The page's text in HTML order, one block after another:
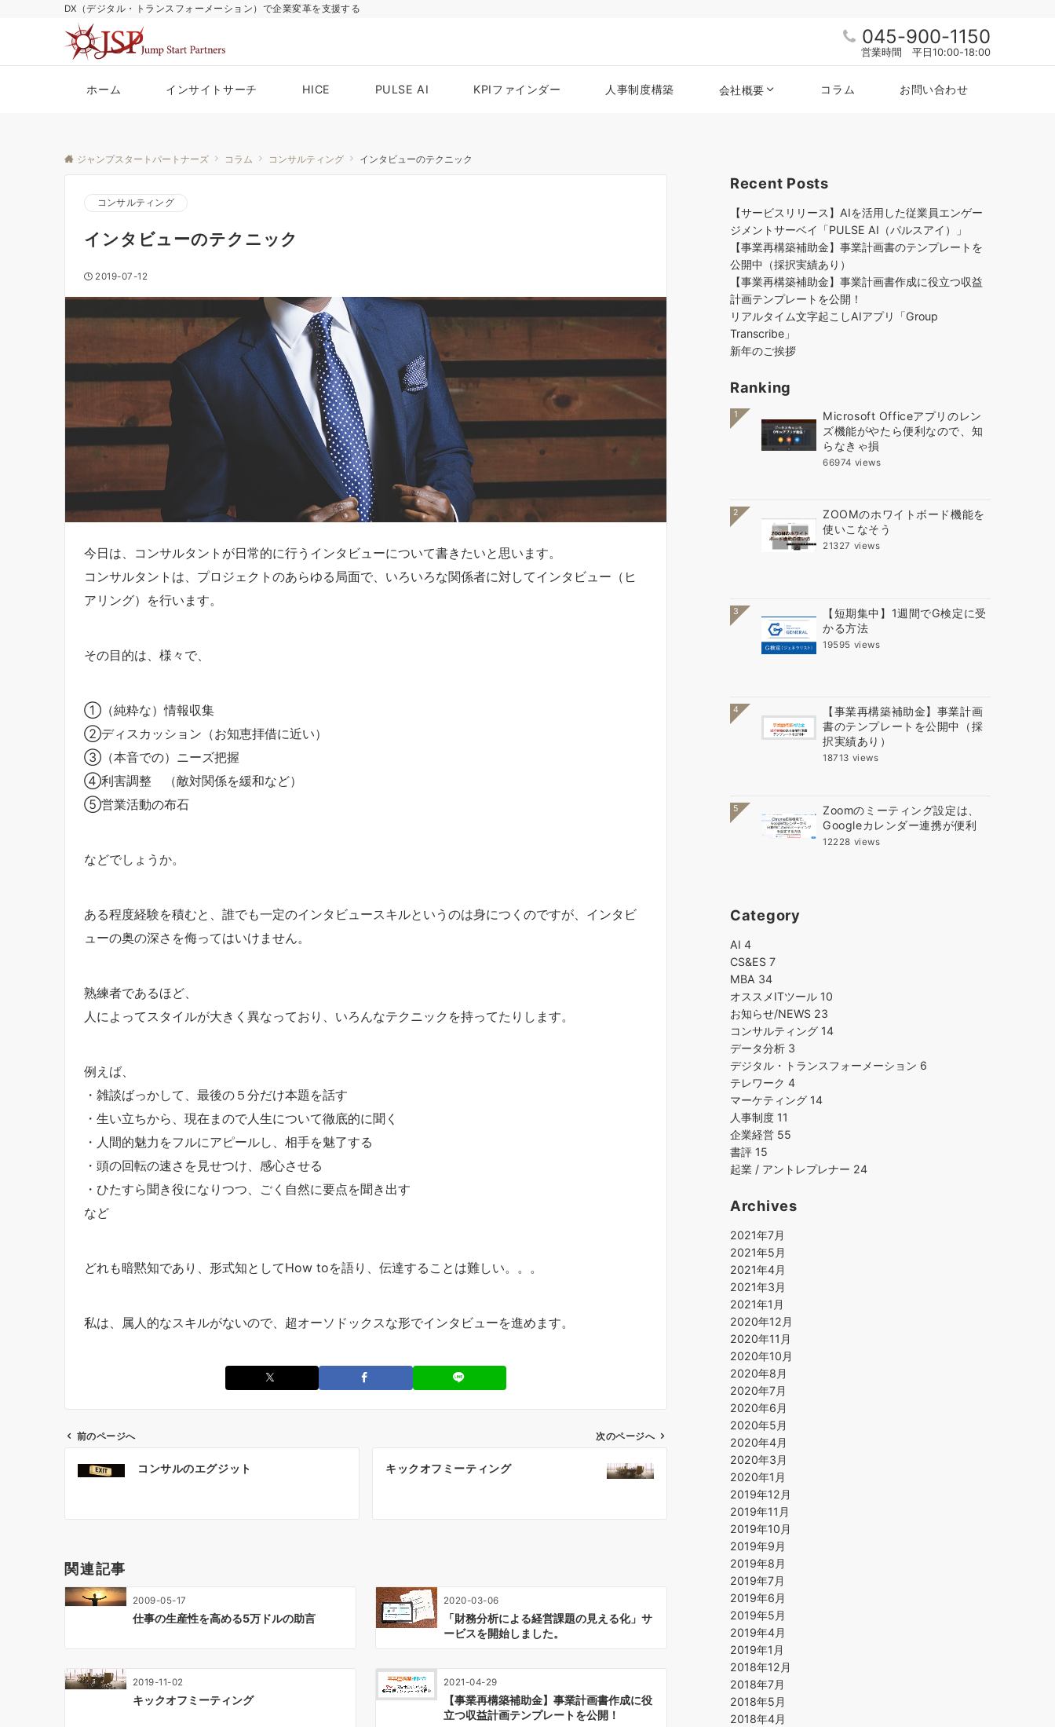
DX（デジタル・トランスフォーメーション）で企業変革を支援する
045-900-1150
営業時間 平日10:00-18:00
ホーム インサイトサーチ HICE PULSE AI KPIファインダー 人事制度構築 会社概要 コラム お問い合わせ
ジャンプスタートパートナーズ コラム コンサルティング インタビューのテクニック
コンサルティング
インタビューのテクニック
2019-07-12
今日は、コンサルタントが日常的に行うインタビューについて書きたいと思います。
コンサルタントは、プロジェクトのあらゆる局面で、いろいろな関係者に対してインタビュー（ヒ
アリング）を行います。
その目的は、様々で、
①（純粋な）情報収集
②ディスカッション（お知恵拝借に近い）
③（本音での）ニーズ把握
④利害調整 （敵対関係を緩和など）
⑤営業活動の布石
などでしょうか。
ある程度経験を積むと、誰でも一定のインタビュースキルというのは身につくのですが、インタビ
ューの奥の深さを侮ってはいけません。
熟練者であるほど、
人によってスタイルが大きく異なっており、いろんなテクニックを持ってたりします。
例えば、
・雑談ばっかして、最後の５分だけ本題を話す
・生い立ちから、現在まので人生について徹底的に聞く
・人間的魅力をフルにアピールし、相手を魅了する
・頭の回転の速さを見せつけ、感心させる
・ひたすら聞き役になりつつ、ごく自然に要点を聞き出す
など
どれも暗黙知であり、形式知としてHow toを語り、伝達することは難しい。。。
私は、属人的なスキルがないので、超オーソドックスな形でインタビューを進めます。
ビ
シ
ョ
前のページへ
コンサルのエグジット
次のページへ
キックオフミーティング
関連記事
2009-05-17
仕事の生産性を高める5万ドルの助言
2020-03-06
「財務分析による経営課題の見える化」サ
ービスを開始しました。
2019-11-02
キックオフミーティング
2021-04-29
【事業再構築補助金】事業計画書作成に役
立つ収益計画テンプレートを公開！
Recent Posts
【サービスリリース】AIを活用した従業員エンゲー
ジメントサーベイ「PULSE AI（パルスアイ）」
【事業再構築補助金】事業計画書のテンプレートを
公開中（採択実績あり）
【事業再構築補助金】事業計画書作成に役立つ収益
計画テンプレートを公開！
リアルタイム文字起こしAIアプリ「Group
Transcribe」
新年のご挨拶
Ranking
1
Microsoft Officeアプリのレン
ズ機能がやたら便利なので、知
らなきゃ損
66974 views
2
ZOOMのホワイトボード機能を
使いこなそう
21327 views
3
【短期集中】1週間でG検定に受
かる方法
19595 views
4
【事業再構築補助金】事業計画
書のテンプレートを公開中（採
択実績あり）
18713 views
5
Zoomのミーティング設定は、
Googleカレンダー連携が便利
12228 views
Category
AI 4
CS&ES 7
MBA 34
オススメITツール 10
お知らせ/NEWS 23
コンサルティング 14
データ分析 3
デジタル・トランスフォーメーション 6
テレワーク 4
マーケティング 14
人事制度 11
企業経営 55
書評 15
起業 / アントレプレナー 24
Archives
2021年7月
2021年5月
2021年4月
2021年3月
2021年1月
2020年12月
2020年11月
2020年10月
2020年8月
2020年7月
2020年6月
2020年5月
2020年4月
2020年3月
2020年1月
2019年12月
2019年11月
2019年10月
2019年9月
2019年8月
2019年7月
2019年6月
2019年5月
2019年4月
2019年1月
2018年12月
2018年7月
2018年5月
2018年4月